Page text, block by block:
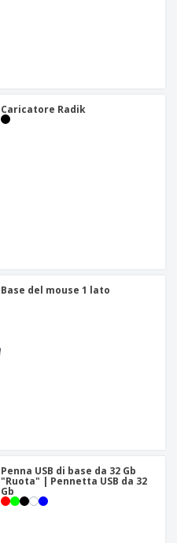
Caricatore Radik
Base del mouse 1 lato
Penna USB di base da 32 Gb
"Ruota" | Pennetta USB da 32
Gb